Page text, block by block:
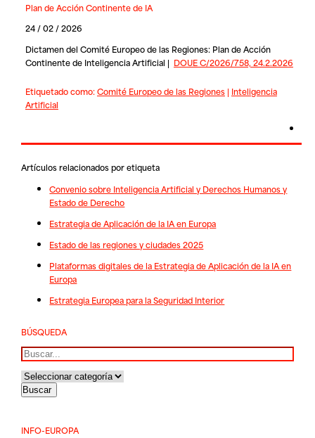
Plan de Acción Continente de IA
24 / 02 / 2026
Dictamen del Comité Europeo de las Regiones: Plan de Acción
Continente de Inteligencia Artificial | DOUE C/2026/758, 24.2.2026
Etiquetado como:Comité Europeo de las Regiones| Inteligencia
Artificial
Artículos relacionados por etiqueta
Convenio sobre Inteligencia Artificial y Derechos Humanos y
Estado de Derecho
Estrategia de Aplicación de la IA en Europa
Estado de las regiones y ciudades 2025
Plataformas digitales de la Estrategia de Aplicación de la IA en
Europa
Estrategia Europea para la Seguridad Interior
BÚSQUEDA
Buscar
INFO-EUROPA